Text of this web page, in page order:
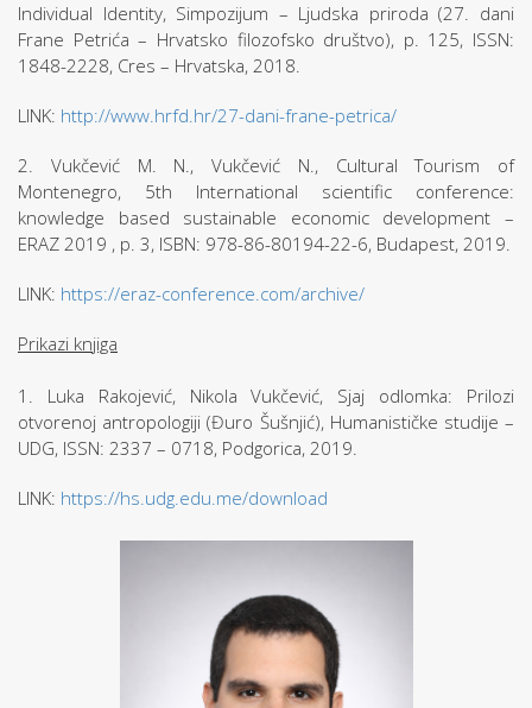
Individual Identity, Simpozijum – Ljudska priroda (27. dani
Frane Petrića – Hrvatsko filozofsko društvo), p. 125, ISSN:
1848-2228, Cres – Hrvatska, 2018.
LINK: http://www.hrfd.hr/27-dani-frane-petrica/
2. Vukčević M. N., Vukčević N., Cultural Tourism of
Montenegro, 5th International scientific conference:
knowledge based sustainable economic development –
ERAZ 2019 , p. 3, ISBN: 978-86-80194-22-6, Budapest, 2019.
LINK: https://eraz-conference.com/archive/
Prikazi knjiga
1. Luka Rakojević, Nikola Vukčević, Sjaj odlomka: Prilozi
otvorenoj antropologiji (Đuro Šušnjić), Humanističke studije –
UDG, ISSN: 2337 – 0718, Podgorica, 2019.
LINK: https://hs.udg.edu.me/download